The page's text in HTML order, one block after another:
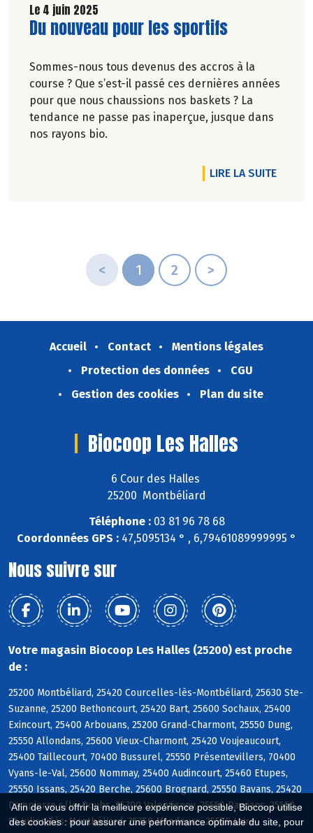
Afin de vous offrir la meilleure expérience possible, Biocoop utilise
des cookies : pour assurer une performance optimale du site, pour
Le 4 juin 2025
Lire la suite de l'article
Du nouveau pour les sportifs
Sommes-nous tous devenus des accros à la
course ? Que s’est-il passé ces dernières années
pour que nous chaussions nos baskets ? La
tendance ne passe pas inaperçue, jusque dans
nos rayons bio.
LIRE LA SUITEDE
< 1 2 >
Accueil Contact
Mentions légales
Protection des données
CGU
Gestion des cookies
Plan du site
Biocoop Les Halles
6 Cour des Halles
25200 Montbéliard
Téléphone :03 81 96 78 68
Coordonnées GPS : 47,5095134 ° , 6,79461089999995 °
Nous suivre sur
Votre magasin Biocoop Les Halles (25200) est proche
de :
25200 Montbéliard, 25420 Courcelles-lès-Montbéliard, 25630 Ste-
Suzanne, 25200 Bethoncourt, 25420 Bart, 25600 Sochaux, 25400
Exincourt, 25400 Arbouans, 25200 Grand-Charmont, 25550 Dung,
25550 Allondans, 25600 Vieux-Charmont, 25420 Voujeaucourt,
25400 Taillecourt, 70400 Bussurel, 25550 Présentevillers, 70400
Vyans-le-Val, 25600 Nommay, 25400 Audincourt, 25460 Etupes,
25550 Issans, 25420 Berche, 25600 Brognard, 25550 Bavans, 25420
Dampierre s/le-Doubs, 25700 Valentigney, 25550 Raynans, 25550
St-Julien-lès-Montbéliard, 25350 Mandeure, 25550 Laire